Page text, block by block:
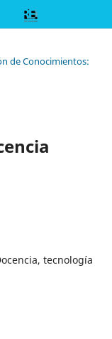
de Conocimientos:
tecnología